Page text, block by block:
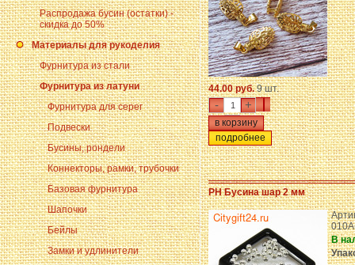
Распродажа бусин (остатки) -
скидка до 50%
Материалы для рукоделия
Фурнитура из стали
Фурнитура из латуни
Фурнитура для серег
Подвески
Бусины, рондели
Коннекторы, рамки, трубочки
Базовая фурнитура
Шапочки
Бейлы
Замки и удлинители
44.00 руб.9 шт.
- +
подробнее
PH Бусина шар 2 мм
В